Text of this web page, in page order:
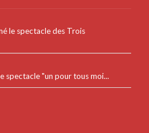
le spectacle des Trois
spectacle "un pour tous moi...